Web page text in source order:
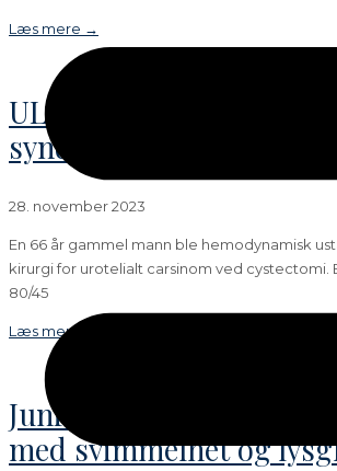
Læs mere →
UL ved sekundært
syndrom
28. november 2023
En 66 år gammel mann ble hemodynamisk
kirurgi for urotelialt carsinom ved cystectomi.
80/45
Læs mere →
Juni 2023 – En 64 år
med svimmelhet og